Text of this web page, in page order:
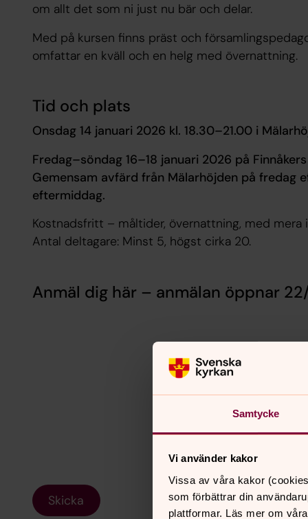
Samtycke
Vi använder kakor
Vissa av våra kakor
som förbättrar din
plattformar. Läs mer om
om allt det som ni just nu bär och delar.
Med på kursen finns präst och
omfattar en kväll och en helg med övernattning.
Tid och plats
Onsdag 14 januari 2026 kl. 18.30–21.00 i
Fredag–söndag 16–18 januari 2026 på
Gemensam avfärd från Mälarhöjden på fredag
eftermiddag.
Kostnadsfritt – måltider, övernattning, med mera
Antal deltagare: Minst 5, högst cirka 20.
Anmäl dig här – anmälan öppnar
Skicka